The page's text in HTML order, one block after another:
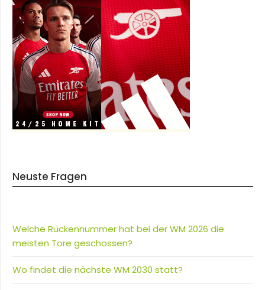
Neuste Fragen
Welche Rückennummer hat bei der WM 2026 die
meisten Tore geschossen?
Wo findet die nächste WM 2030 statt?